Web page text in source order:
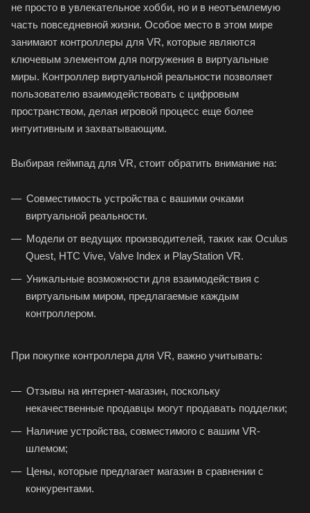
не просто в увлекательное хобби, но и в неотъемлемую
часть повседневной жизни. Особое место в этом мире
занимают контроллеры для VR, которые являются
ключевым элементом для погружения в виртуальные
миры. Контроллер виртуальной реальности позволяет
пользователю взаимодействовать с цифровым
пространством, делая игровой процесс еще более
интуитивным и захватывающим.
Выбирая геймпад для VR, стоит обратить внимание на:
Совместимость устройства с вашими очками
виртуальной реальности.
Модели от ведущих производителей, таких как Oculus
Quest, HTC Vive, Valve Index и PlayStation VR.
Уникальные возможности для взаимодействия с
виртуальным миром, предлагаемые каждым
контроллером.
При покупке контроллера для VR, важно учитывать:
Отзывы на интернет-магазин, поскольку
некачественные продавцы могут продавать подделки;
Наличие устройства, совместимого с вашим VR-
шлемом;
Цены, которые предлагает магазин в сравнении с
конкурентами.